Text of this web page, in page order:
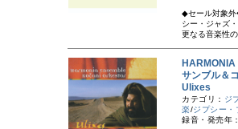
◆セール対象
シー・ジャズ
更なる音楽性
サンブル＆
Ulixes
カテゴリ： ジ
楽/ジプシー・
録音・発売年